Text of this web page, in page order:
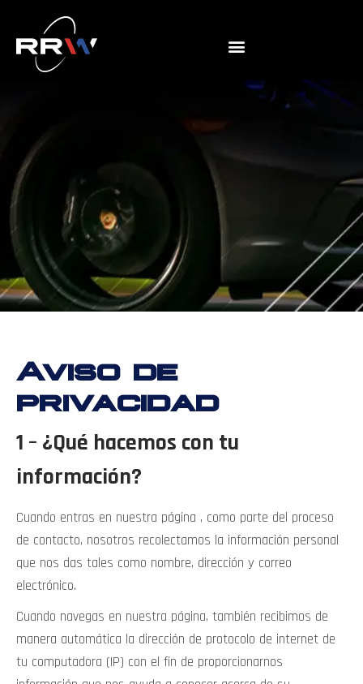
Aviso de
privacidad
1 – ¿Qué hacemos con tu
información?
Cuando entras en nuestra página , como parte del proceso
de contacto, nosotros recolectamos la información personal
que nos das tales como nombre, dirección y correo
electrónico.
Cuando navegas en nuestra página, también recibimos de
manera automática la dirección de protocolo de internet de
tu computadora (IP) con el fin de proporcionarnos